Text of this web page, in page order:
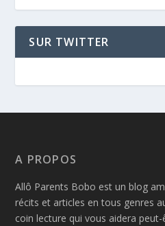
SUR TWITTER
A PROPOS
Allô Parents Bobo est un blog
récits et articles en tous genres
coin lecture qui vous aidera